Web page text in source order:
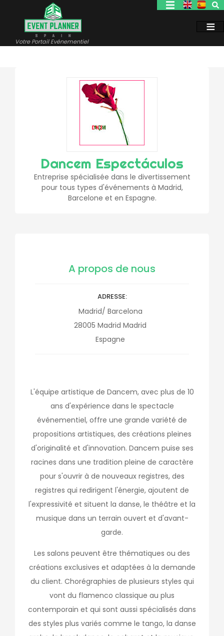
contenu
Votre Portail Evénementiel
Dancem Espectáculos
Entreprise spécialisée dans le divertissement
pour tous types d'événements à Madrid,
Barcelone et en Espagne.
A propos de nous
ADRESSE
Madrid/ Barcelona
28005 Madrid Madrid
Espagne
L'équipe artistique de Dancem, avec plus de 10
ans d'expérience dans le spectacle
événementiel, offre une grande variété de
propositions artistiques, des créations pleines
d'originalité et d'innovation. Dancem puise ses
racines dans une tradition pleine de caractère
pour s'ouvrir à de nouveaux registres, des
registres qui redirigent l'énergie, ajoutent de
l'expressivité et situent la danse, le théâtre et la
musique dans un terrain ouvert et d'avant-
garde.
Les salons peuvent être thématiques ou des
créations exclusives et adaptées à la demande
du client. Chorégraphies de plusieurs styles qui
vont du flamenco classique au plus
contemporain et qui sont aussi spécialisés dans
des styles plus variés comme le tango, la danse